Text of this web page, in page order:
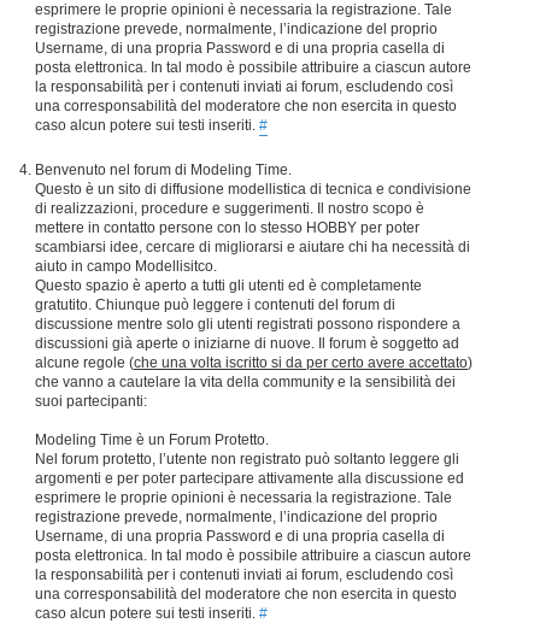
esprimere le proprie opinioni è necessaria la registrazione. Tale
registrazione prevede, normalmente, l’indicazione del proprio
Username, di una propria Password e di una propria casella di
posta elettronica. In tal modo è possibile attribuire a ciascun autore
la responsabilità per i contenuti inviati ai forum, escludendo così
una corresponsabilità del moderatore che non esercita in questo
caso alcun potere sui testi inseriti. #
Benvenuto nel forum di Modeling Time.
Questo è un sito di diffusione modellistica di tecnica e condivisione
di realizzazioni, procedure e suggerimenti. Il nostro scopo è
mettere in contatto persone con lo stesso HOBBY per poter
scambiarsi idee, cercare di migliorarsi e aiutare chi ha necessità di
aiuto in campo Modellisitco.
Questo spazio è aperto a tutti gli utenti ed è completamente
gratutito. Chiunque può leggere i contenuti del forum di
discussione mentre solo gli utenti registrati possono rispondere a
discussioni già aperte o iniziarne di nuove. Il forum è soggetto ad
alcune regole (che una volta iscritto si da per certo avere accettato)
che vanno a cautelare la vita della community e la sensibilità dei
suoi partecipanti:
Modeling Time è un Forum Protetto.
Nel forum protetto, l’utente non registrato può soltanto leggere gli
argomenti e per poter partecipare attivamente alla discussione ed
esprimere le proprie opinioni è necessaria la registrazione. Tale
registrazione prevede, normalmente, l’indicazione del proprio
Username, di una propria Password e di una propria casella di
posta elettronica. In tal modo è possibile attribuire a ciascun autore
la responsabilità per i contenuti inviati ai forum, escludendo così
una corresponsabilità del moderatore che non esercita in questo
caso alcun potere sui testi inseriti. #